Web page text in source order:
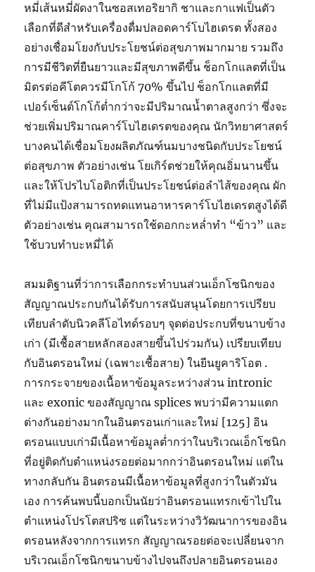
หมี่เส้นหมี่ผัดงาในซอสเทอริยากิ ชาและกาแฟเป็นตัว
เลือกที่ดีสำหรับเครื่องดื่มปลอดคาร์โบไฮเดรต ทั้งสอง
อย่างเชื่อมโยงกับประโยชน์ต่อสุขภาพมากมาย รวมถึง
การมีชีวิตที่ยืนยาวและมีสุขภาพดีขึ้น ช็อกโกแลตที่เป็น
มิตรต่อคีโตควรมีโกโก้ 70% ขึ้นไป ช็อกโกแลตที่มี
เปอร์เซ็นต์โกโก้ต่ำกว่าจะมีปริมาณน้ำตาลสูงกว่า ซึ่งจะ
ช่วยเพิ่มปริมาณคาร์โบไฮเดรตของคุณ นักวิทยาศาสตร์
บางคนได้เชื่อมโยงผลิตภัณฑ์นมบางชนิดกับประโยชน์
ต่อสุขภาพ ตัวอย่างเช่น โยเกิร์ตช่วยให้คุณอิ่มนานขึ้น
และให้โปรไบโอติกที่เป็นประโยชน์ต่อลำไส้ของคุณ ผัก
ที่ไม่มีแป้งสามารถทดแทนอาหารคาร์โบไฮเดรตสูงได้ดี
ตัวอย่างเช่น คุณสามารถใช้ดอกกะหล่ำทำ “ข้าว” และ
ใช้บวบทำบะหมี่ได้
สมมติฐานที่ว่าการเลือกกระทำบนส่วนเอ็กโซนิกของ
สัญญาณประกบกันได้รับการสนับสนุนโดยการเปรียบ
เทียบลำดับนิวคลีโอไทด์รอบๆ จุดต่อประกบที่ขนาบข้าง
เก่า (มีเชื้อสายหลักสองสายขึ้นไปร่วมกัน) เปรียบเทียบ
กับอินตรอนใหม่ (เฉพาะเชื้อสาย) ในยีนยูคาริโอต .
การกระจายของเนื้อหาข้อมูลระหว่างส่วน intronic
และ exonic ของสัญญาณ splices พบว่ามีความแตก
ต่างกันอย่างมากในอินตรอนเก่าและใหม่ [125] อิน
ตรอนแบบเก่ามีเนื้อหาข้อมูลต่ำกว่าในบริเวณเอ็กโซนิก
ที่อยู่ติดกับตำแหน่งรอยต่อมากกว่าอินตรอนใหม่ แต่ใน
ทางกลับกัน อินตรอนมีเนื้อหาข้อมูลที่สูงกว่าในตัวมัน
เอง การค้นพบนี้บอกเป็นนัยว่าอินตรอนแทรกเข้าไปใน
ตำแหน่งโปรโตสปริซ แต่ในระหว่างวิวัฒนาการของอิน
ตรอนหลังจากการแทรก สัญญาณรอยต่อจะเปลี่ยนจาก
บริเวณเอ็กโซนิกขนาบข้างไปจนถึงปลายอินตรอนเอง